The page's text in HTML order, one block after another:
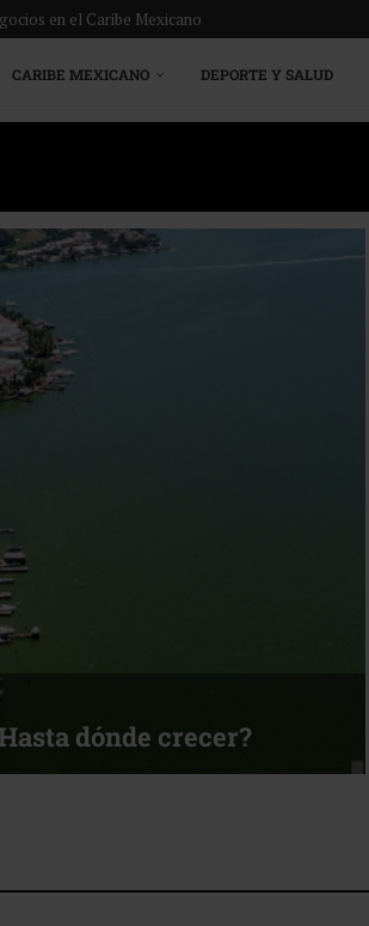
en el Caribe Mexicano
CARIBE MEXICANO DEPORTE Y SALUD
dónde crecer?